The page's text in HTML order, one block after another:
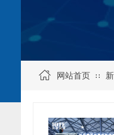
网站首页 ∷